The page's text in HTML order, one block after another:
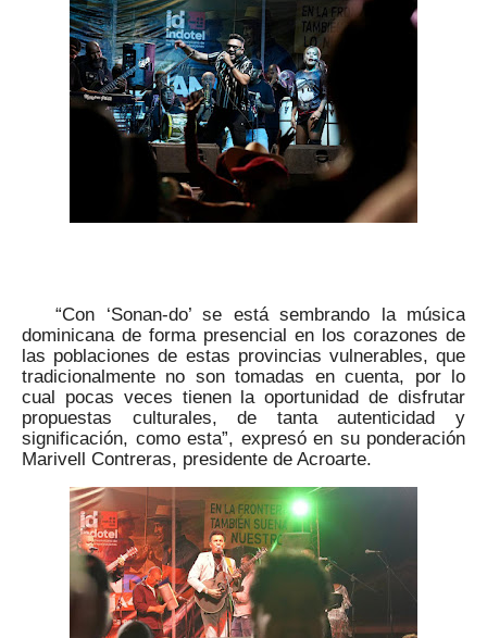
“Con ‘Sonan-do’ se está sembrando la música
dominicana de forma presencial en los corazones de
las poblaciones de estas provincias vulnerables, que
tradicionalmente no son tomadas en cuenta, por lo
cual pocas veces tienen la oportunidad de disfrutar
propuestas culturales, de tanta autenticidad y
significación, como esta”, expresó en su ponderación
Marivell Contreras, presidente de Acroarte.